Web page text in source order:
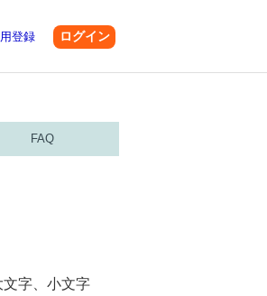
登録 ログイン
FAQ
字、小文字